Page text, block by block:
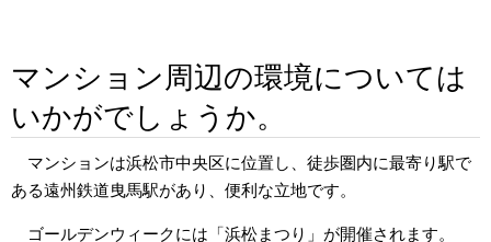
マンション周辺の環境については
いかがでしょうか。
マンションは浜松市中央区に位置し、徒歩圏内に最寄り駅で
ある遠州鉄道曳馬駅があり、便利な立地です。
ゴールデンウィークには「浜松まつり」が開催されます。